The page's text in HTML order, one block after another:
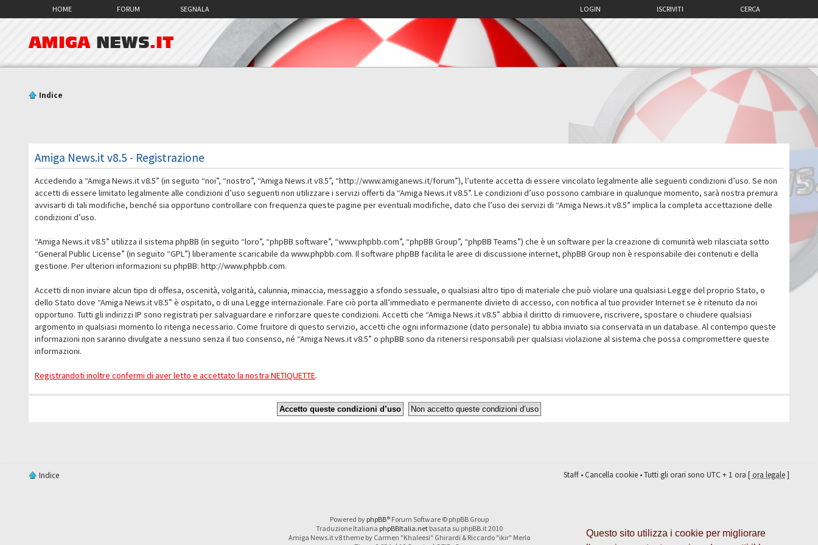
Questo sito utilizza i cookie per migliorare
HOME FORUM SEGNALA CERCA
ISCRIVITI
LOGIN
AMIGA NEWS.IT
Indice
Amiga News.it v8.5 - Registrazione
Accedendo a “Amiga News.it v8.5” (in seguito “noi”, “nostro”, “Amiga News.it v8.5”, “http://www.amiganews.it/forum”), l’utente accetta di essere vincolato legalmente alle seguenti condizioni d’uso. Se non
accetti di essere limitato legalmente alle condizioni d’uso seguenti non utilizzare i servizi offerti da “Amiga News.it v8.5”. Le condizioni d’uso possono cambiare in qualunque momento, sarà nostra premura
avvisarti di tali modifiche, benché sia opportuno controllare con frequenza queste pagine per eventuali modifiche, dato che l’uso dei servizi di “Amiga News.it v8.5” implica la completa accettazione delle
condizioni d’uso.
“Amiga News.it v8.5” utilizza il sistema phpBB (in seguito “loro”, “phpBB software”, “www.phpbb.com”, “phpBB Group”, “phpBB Teams”) che è un software per la creazione di comunità web rilasciata sotto
“General Public License” (in seguito “GPL”) liberamente scaricabile dawww.phpbb.com. Il software phpBB facilita le aree di discussione internet, phpBB Group non è responsabile dei contenuti e della
gestione. Per ulteriori informazioni su phpBB:http://www.phpbb.com.
Accetti di non inviare alcun tipo di offesa, oscenità, volgarità, calunnia, minaccia, messaggio a sfondo sessuale, o qualsiasi altro tipo di materiale che può violare una qualsiasi Legge del proprio Stato, o
dello Stato dove “Amiga News.it v8.5” è ospitato, o di una Legge internazionale. Fare ciò porta all’immediato e permanente divieto di accesso, con notifica al tuo provider Internet se è ritenuto da noi
opportuno. Tutti gli indirizzi IP sono registrati per salvaguardare e rinforzare queste condizioni. Accetti che “Amiga News.it v8.5” abbia il diritto di rimuovere, riscrivere, spostare o chiudere qualsiasi
argomento in qualsiasi momento lo ritenga necessario. Come fruitore di questo servizio, accetti che ogni informazione (dato personale) tu abbia inviato sia conservata in un database. Al contempo queste
informazioni non saranno divulgate a nessuno senza il tuo consenso, né “Amiga News.it v8.5” o phpBB sono da ritenersi responsabili per qualsiasi violazione al sistema che possa compromettere queste
informazioni.
Registrandoti inoltre confermi di aver letto e accettato la nostra NETIQUETTE.
Indice Staff•Cancella cookie• Tutti gli orari sono UTC + 1 ora [ora legale]
Powered by phpBB® Forum Software © phpBB Group
Traduzione Italiana phpBBItalia.netbasata su phpBB.it 2010
Amiga News.it v8 theme by Carmen "Khaleesi" Ghirardi & Riccardo "ikir" Merlo